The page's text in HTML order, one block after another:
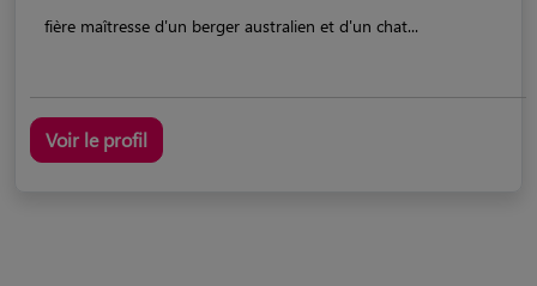
fière maîtresse d'un berger australien et d'un chat...
Voir le profil